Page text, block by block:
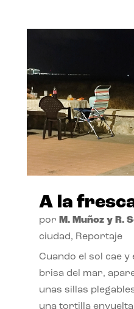
A la
por M. Muñoz y R.
ciudad, Reportaje
Cuando el sol cae y
brisa del mar,
unas sillas
una tortilla envuelta